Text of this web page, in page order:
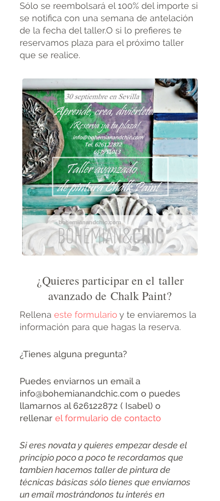
Sólo se reembolsará el 100% del importe si
se notifica con una semana de antelación
de la fecha del taller.O si lo prefieres te
reservamos plaza para el próximo taller
que se realice.
¿Quieres participar en el taller
avanzado de Chalk Paint?
Rellena este formulario y te enviaremos la
información para que hagas la reserva.
¿Tienes alguna pregunta?
Puedes enviarnos un email a
info@bohemianandchic.com o puedes
llamarnos al 626122872 ( Isabel) o
rellenar el formulario de contacto
Si eres novata y quieres empezar desde el
principio poco a poco te recordamos que
tambien hacemos taller de pintura de
técnicas básicas sólo tienes que enviarnos
un email mostrándonos tu interés en